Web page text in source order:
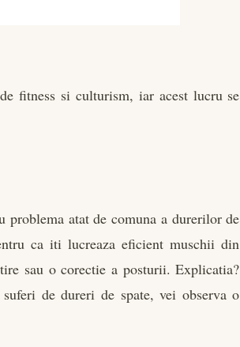
fitness si culturism, iar acest lucru se
atat de comuna a durerilor de
ca iti lucreaza eficient muschii din
sau o corectie a posturii. Explicatia?
de dureri de spate, vei observa o